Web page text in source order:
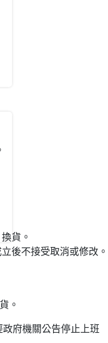
換貨。
後不接受取消或修改。
。
府機關公告停止上班